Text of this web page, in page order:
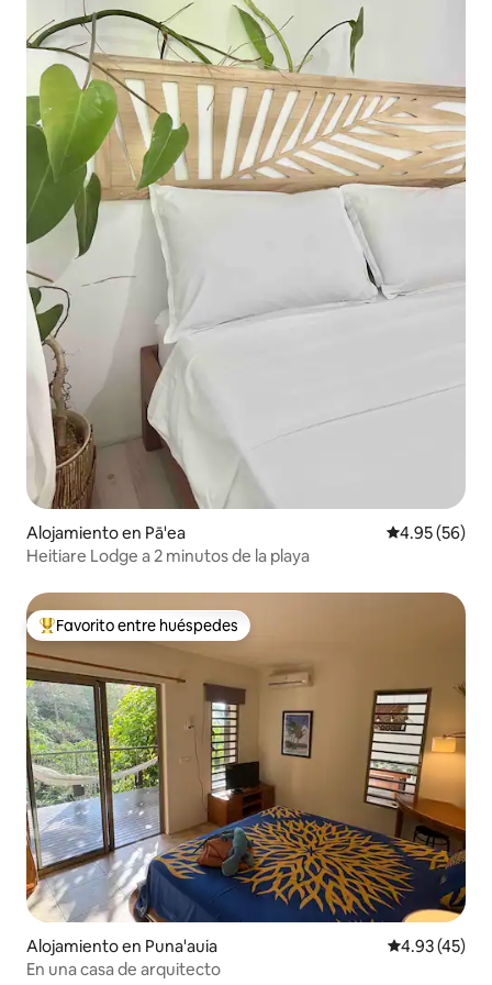
Alojamiento en Pā'ea Calificación
4.95 (56)
Heitiare Lodge a 2 minutos de la playa
Favorito entre huéspedes preferido
Favorito entre huéspedes
Alojamiento en Puna'auia Calificación
4.93 (45)
En una casa de arquitecto